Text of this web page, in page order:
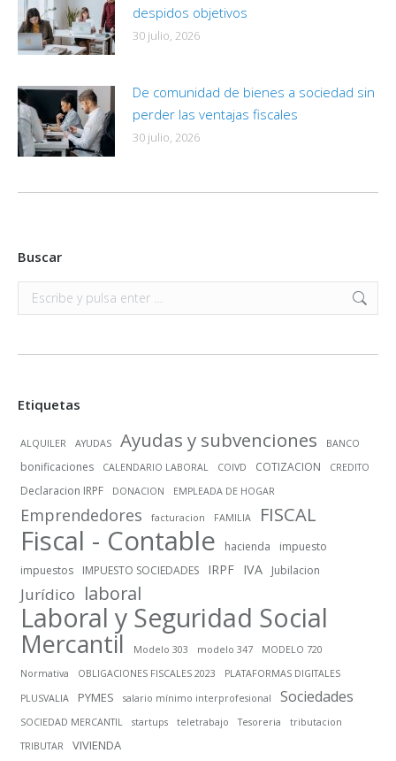
despidos objetivos
30 julio, 2026
De comunidad de bienes a sociedad sin
perder las ventajas fiscales
30 julio, 2026
Buscar
Buscar:
Etiquetas
ALQUILER AYUDAS Ayudas y subvenciones BANCO
bonificaciones CALENDARIO LABORAL COIVD COTIZACION CREDITO
Declaracion IRPF DONACION EMPLEADA DE HOGAR
Emprendedores facturacion FAMILIA FISCAL
Fiscal - Contable hacienda
impuesto
impuestos
IMPUESTO SOCIEDADES IRPF IVA Jubilacion
Jurídico laboral
Laboral y Seguridad Social
Mercantil Modelo 303 modelo 347
MODELO 720
Normativa
OBLIGACIONES FISCALES 2023
PLATAFORMAS DIGITALES
PLUSVALIA
PYMES salario mínimo interprofesional Sociedades
SOCIEDAD MERCANTIL startups teletrabajo Tesoreria
tributacion
TRIBUTAR
VIVIENDA